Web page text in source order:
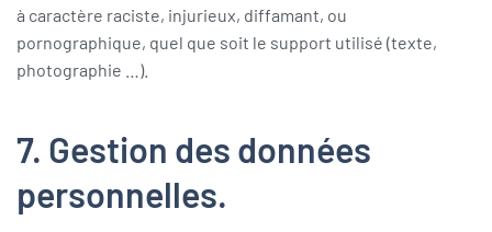
à caractère raciste, injurieux, diffamant, ou
pornographique, quel que soit le support utilisé (texte,
photographie …).
7. Gestion des données
personnelles.